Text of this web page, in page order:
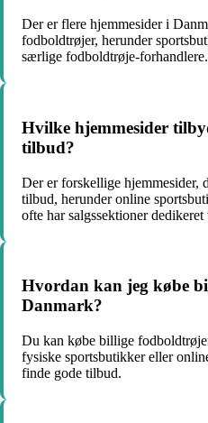
Der er flere hjemmesider i
fodboldtrøjer, herunder
særlige fodboldtrøje-forhandlere.
Hvilke hjemmesider
tilbud?
Der er forskellige hjemmesider,
tilbud, herunder online
ofte har salgssektioner
Hvordan kan jeg købe
Danmark?
Du kan købe billige
fysiske sportsbutikker eller
finde gode tilbud.